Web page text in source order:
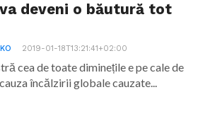
deveni o băutură tot
2019-01-18T13:21:41+02:00
cea de toate diminețile e pe cale de
încălzirii globale cauzate...